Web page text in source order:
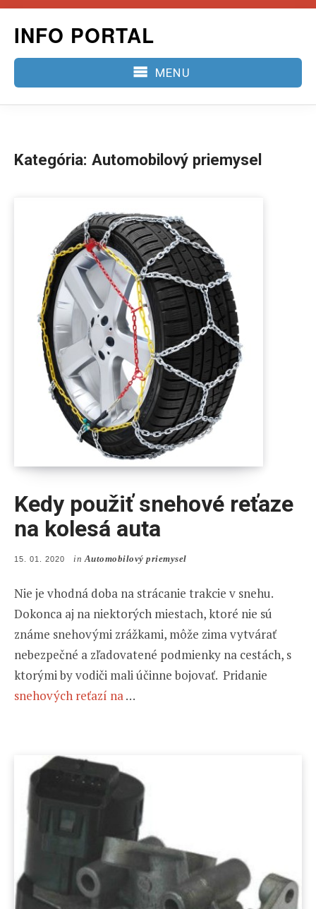
content
INFO PORTAL
MENU
Kategória: Automobilový priemysel
Kedy použiť snehové reťaze
na kolesá auta
POSTED
15. 01. 2020 inAutomobilový priemysel
Nie je vhodná doba na strácanie trakcie v snehu.
Dokonca aj na niektorých miestach, ktoré nie sú
známe snehovými zrážkami, môže zima vytvárať
nebezpečné a zľadovatené podmienky na cestách, s
ktorými by vodiči mali účinne bojovať. Pridanie
snehových reťazí na…